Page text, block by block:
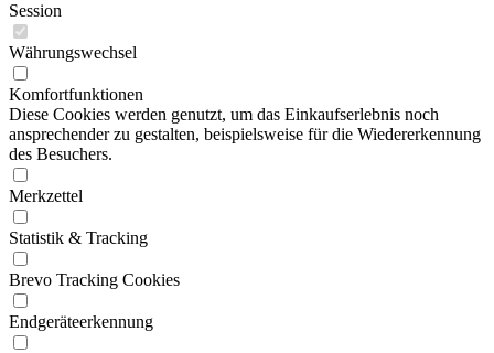
Session
Währungswechsel
Komfortfunktionen
Diese Cookies werden genutzt, um das Einkaufserlebnis noch
ansprechender zu gestalten, beispielsweise für die Wiedererkennung
des Besuchers.
Merkzettel
Statistik & Tracking
Brevo Tracking Cookies
Endgeräteerkennung